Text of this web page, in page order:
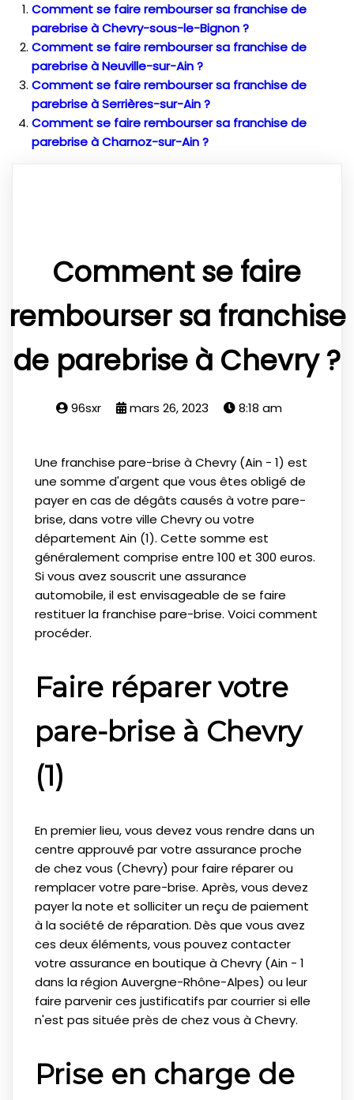
Comment se faire rembourser sa franchise de
parebrise à Chevry-sous-le-Bignon ?
Comment se faire rembourser sa franchise de
parebrise à Neuville-sur-Ain ?
Comment se faire rembourser sa franchise de
parebrise à Serrières-sur-Ain ?
Comment se faire rembourser sa franchise de
parebrise à Charnoz-sur-Ain ?
Comment se faire
rembourser sa franchise
de parebrise à Chevry ?
96sxr mars 26, 2023 8:18 am
Une franchise pare-brise à Chevry (Ain - 1) est
une somme d'argent que vous êtes obligé de
payer en cas de dégâts causés à votre pare-
brise, dans votre ville Chevry ou votre
département Ain (1). Cette somme est
généralement comprise entre 100 et 300 euros.
Si vous avez souscrit une assurance
automobile, il est envisageable de se faire
restituer la franchise pare-brise. Voici comment
procéder.
Faire réparer votre
pare-brise à Chevry
(1)
En premier lieu, vous devez vous rendre dans un
centre approuvé par votre assurance proche
de chez vous (Chevry) pour faire réparer ou
remplacer votre pare-brise. Après, vous devez
payer la note et solliciter un reçu de paiement
à la société de réparation. Dès que vous avez
ces deux éléments, vous pouvez contacter
votre assurance en boutique à Chevry (Ain - 1
dans la région Auvergne-Rhône-Alpes) ou leur
faire parvenir ces justificatifs par courrier si elle
n'est pas située près de chez vous à Chevry.
Prise en charge de